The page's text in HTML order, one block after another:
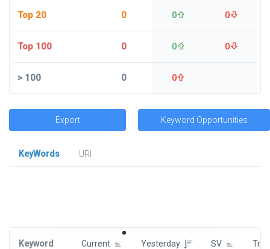
Top 20 0 0 0
Top 100 0 0 0
>100 0 0
Export Keyword Opportunities
KeyWords
URl
Keyword Current Yesterday SV